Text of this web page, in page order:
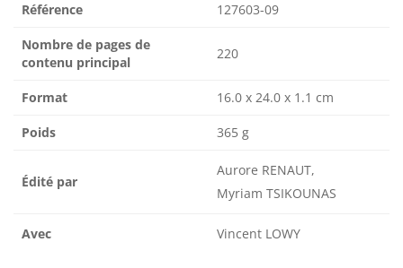
Référence 127603-09
Nombre de pages de
contenu principal
220
Format 16.0 x 24.0 x 1.1 cm
Poids 365 g
Édité par
Aurore RENAUT,
Myriam TSIKOUNAS
Avec Vincent LOWY